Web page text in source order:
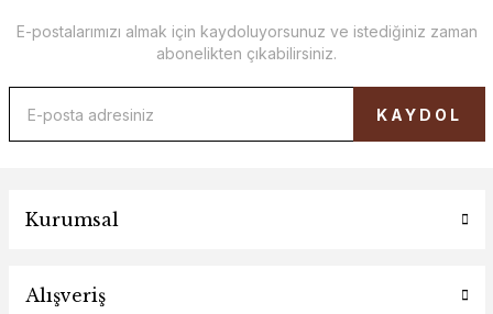
E-postalarımızı almak için kaydoluyorsunuz ve istediğiniz zaman
abonelikten çıkabilirsiniz.
KAYDOL
Kurumsal
Alışveriş